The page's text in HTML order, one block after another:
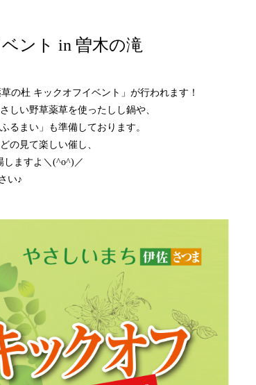
ント in 曽木の滝
の杜 キックオフイベント」が行われます！
しい野草薬草を使ったしし鍋や、
るまい」も準備しております。
の見て楽しい催し、
しますよ＼(^o^)／
い♪